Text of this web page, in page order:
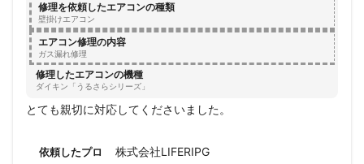
修理を依頼したエアコンの種類
壁掛けエアコン
エアコン修理の内容
ガス漏れ修理
修理したエアコンの機種
ダイキン「うるさらシリーズ」
とても親切に対応してくださいました。
依頼したプロ 株式会社LIFERIPG